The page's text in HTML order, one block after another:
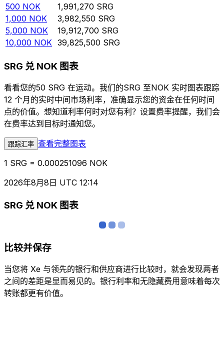
500 NOK 1,991,270 SRG
1,000 NOK 3,982,550 SRG
5,000 NOK 19,912,700 SRG
10,000 NOK 39,825,500 SRG
SRG 兑 NOK 图表
看看您的50 SRG 在运动。我们的SRG 至NOK 实时图表跟踪
12 个月的实时中间市场利率，准确显示您的资金在任何时间
点的价值。想知道利率何时对您有利？设置费率提醒，我们会
在费率达到目标时通知您。
跟踪汇率 查看完整图表
1 SRG = 0.000251096 NOK
2026年8月8日 UTC 12:14
SRG 兑 NOK 图表
比较并保存
当您将 Xe 与领先的银行和供应商进行比较时，就会发现两者
之间的差距是显而易见的。银行利率和无隐藏费用意味着每次
转账都更有价值。